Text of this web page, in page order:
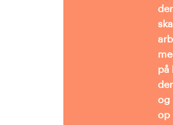
der
skal
på
der
og
op